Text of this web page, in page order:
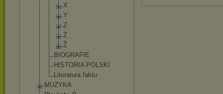
X
Y
Z
Ż
Ž
BIOGRAFIE
HISTORIA POLSKI
Literatura faktu
MUZYKA